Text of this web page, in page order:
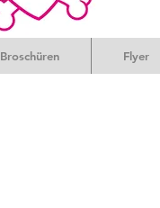
Broschüren Flyer